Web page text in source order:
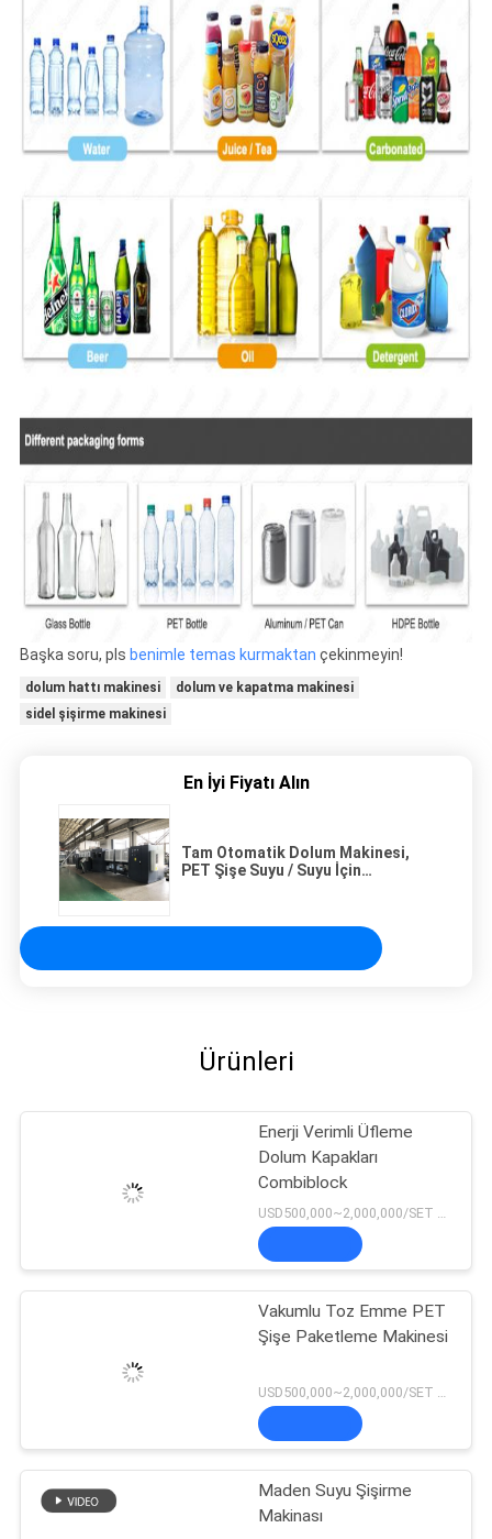
Başka soru, pls benimle temas kurmaktan çekinmeyin!
dolum hattı makinesi
dolum ve kapatma makinesi
sidel şişirme makinesi
En İyi Fiyatı Alın
Tam Otomatik Dolum Makinesi,
PET Şişe Suyu / Suyu İçin
Ürünleri
Enerji Verimli Üfleme
Dolum Kapakları
Combiblock
USD500,000~2,000,000/SET MOQ:1 Set
Vakumlu Toz Emme PET
Şişe Paketleme Makinesi
Maden Suyu Şişirme
Makinası